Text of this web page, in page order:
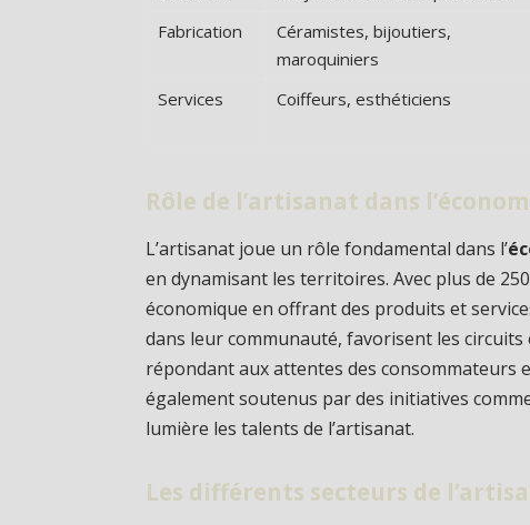
Fabrication
Céramistes, bijoutiers,
maroquiniers
Services Coiffeurs, esthéticiens
Rôle de l’artisanat dans
L’artisanat joue un rôle fondamental dans l’
en dynamisant les territoires. Avec plus de
économique en offrant des produits et
dans leur communauté, favorisent les
répondant aux attentes des consommateurs
également soutenus par des initiatives
lumière les talents de l’artisanat.
Les différents secteurs de